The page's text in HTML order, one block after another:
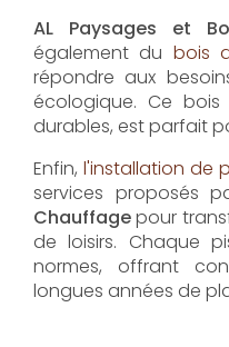
AL Paysages et
également du bois
répondre aux
écologique. Ce
durables, est parfait
Enfin, l'installation de
services proposés
Chauffagepour
de loisirs. Chaque
normes, offrant
longues années de